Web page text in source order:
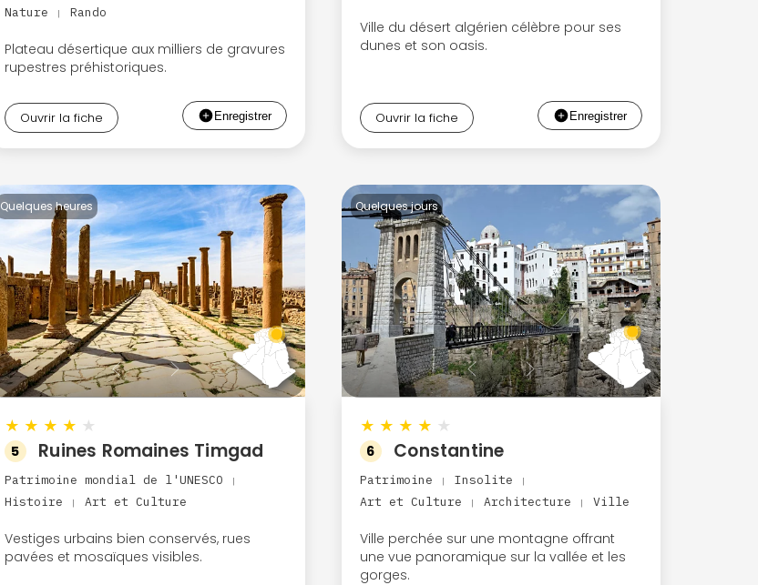
Nature | Rando
Plateau désertique aux milliers de gravures
rupestres préhistoriques.
Ouvrir la fiche
Ville du désert algérien célèbre pour ses
dunes et son oasis.
Ouvrir la fiche
Quelques heures
★ ★ ★ ★ ★
5 Ruines Romaines Timgad
Patrimoine mondial de l'UNESCO |
Histoire | Art et Culture
Vestiges urbains bien conservés, rues
pavées et mosaïques visibles.
Quelques jours
★ ★ ★ ★ ★
6 Constantine
Patrimoine | Insolite |
Art et Culture | Architecture | Ville
Ville perchée sur une montagne offrant
une vue panoramique sur la vallée et les
gorges.